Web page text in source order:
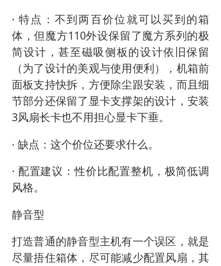
· 特点：不到两百价位就可以买到的箱
体，但魔方110外设保留了魔方系列的极
简设计，甚至磁吸侧板的设计依旧保留
（为了设计的美观与使用便利），机箱前
面板支持快拆，方便除尘跟安装，而且细
节部分还保留了显卡支撑架的设计，安装
3风扇长卡也不用担心显卡下垂。
· 缺点：这个价位还要求什么。
· 配置建议：性价比配置整机，极简低调
风格。
静音型
打造普通的静音型主机有一个误区，就是
尽量捂住箱体，尽可能减少配置风扇，其